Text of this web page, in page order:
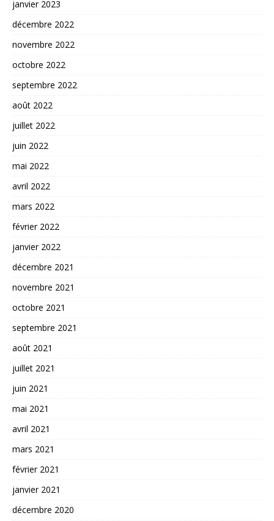
janvier 2023
décembre 2022
novembre 2022
octobre 2022
septembre 2022
août 2022
juillet 2022
juin 2022
mai 2022
avril 2022
mars 2022
février 2022
janvier 2022
décembre 2021
novembre 2021
octobre 2021
septembre 2021
août 2021
juillet 2021
juin 2021
mai 2021
avril 2021
mars 2021
février 2021
janvier 2021
décembre 2020